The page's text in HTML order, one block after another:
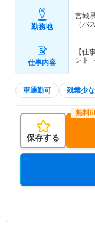
勤務地
宮城
（バ
仕事内容
【仕
ント
車通勤可 残業少
保存する